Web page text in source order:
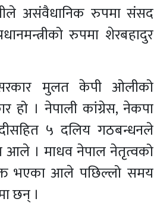
असंवैधानिक रुपमा संसद
रुपमा शेरबहादुर
मुलत केपी ओलीको
। नेपाली कांग्रेस, नेकपा
५ दलिय गठबन्धनले
आले । माधव नेपाल नेतृत्वको
भएका आले पछिल्लो समय
छन् ।